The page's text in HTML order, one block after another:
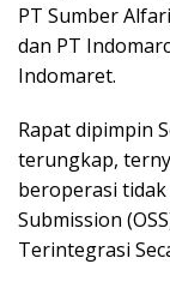
PT Sumber
dan PT
Indomaret.
Rapat dipimpin
terungkap,
beroperasi
Submission
Terintegrasi